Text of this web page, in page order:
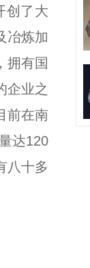
创了大
冶炼加
拥有国
企业之
前在南
达120
八十多